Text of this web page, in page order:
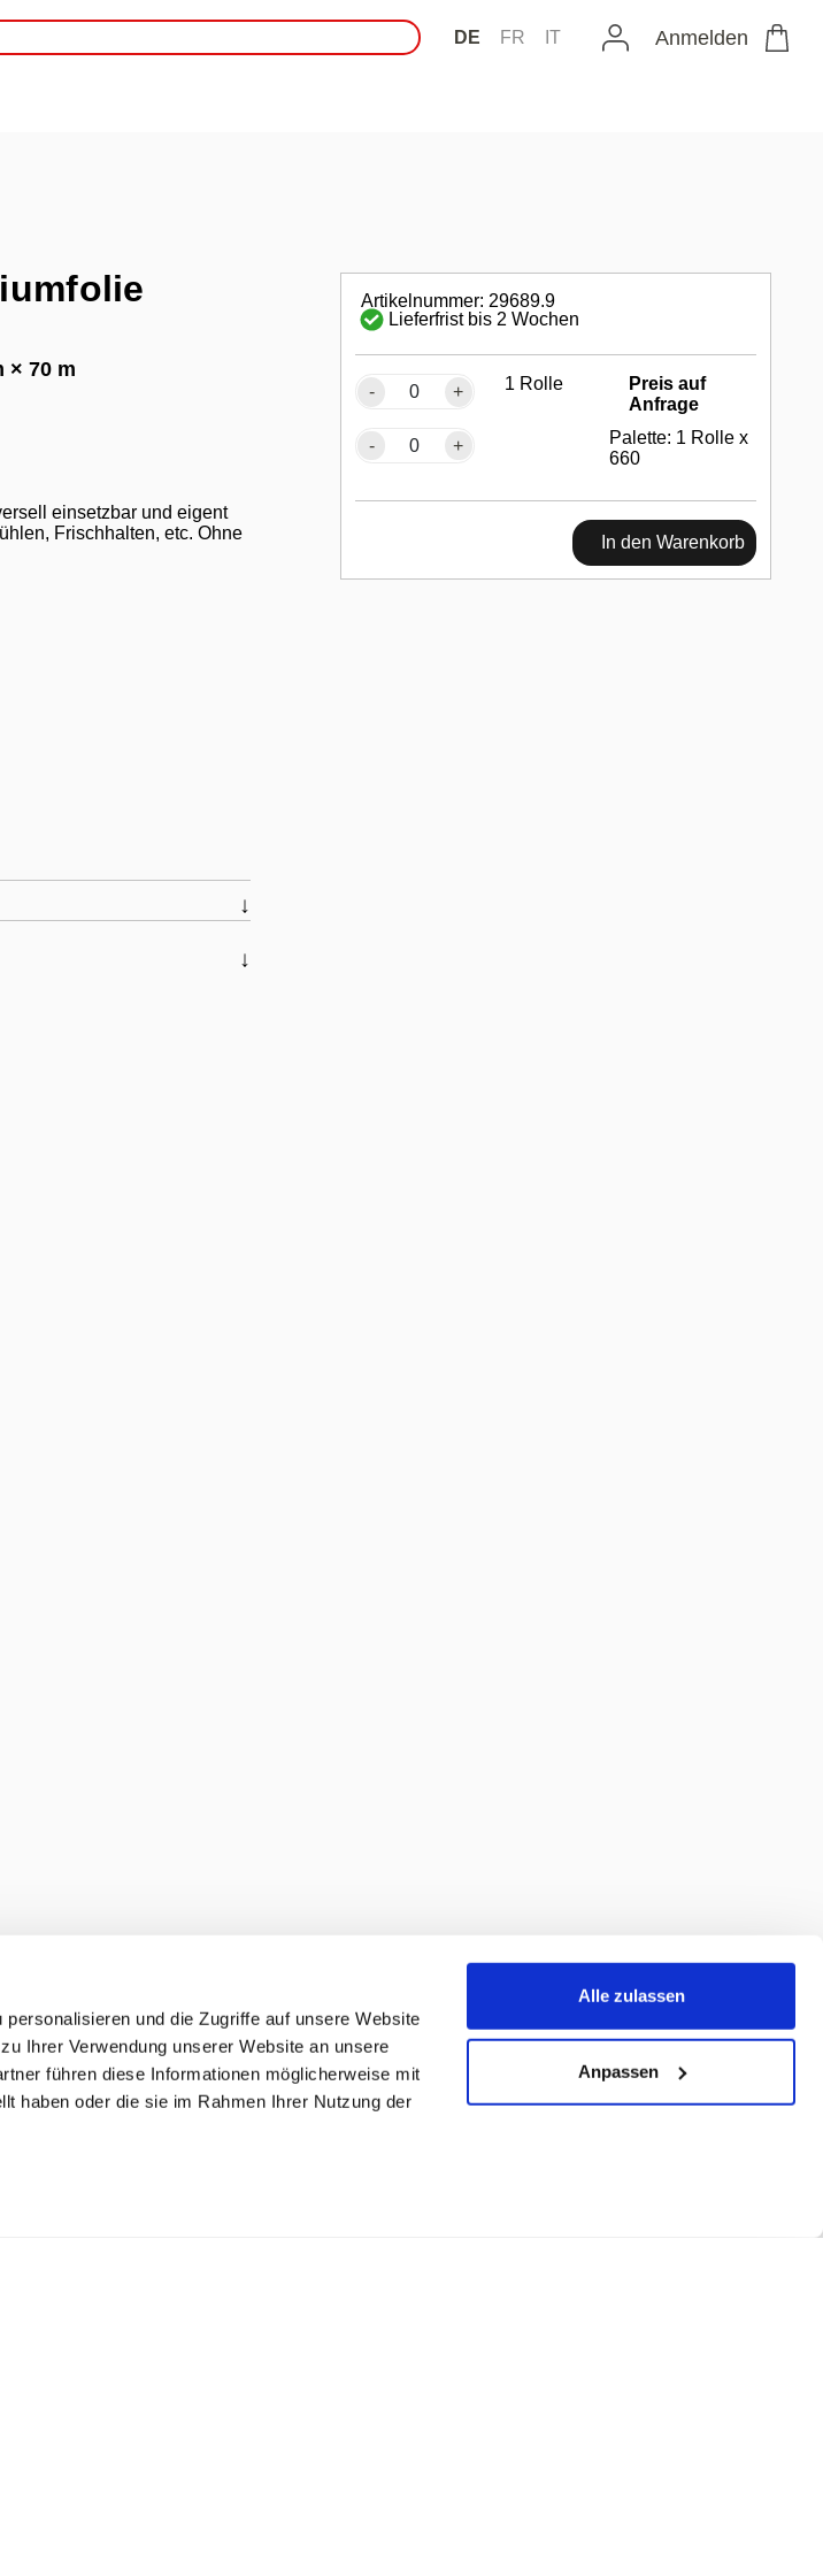
und die Zugriffe auf unsere Website
Ihrer Verwendung unserer Website an unsere
führen diese Informationen möglicherweise mit
haben oder die sie im Rahmen Ihrer Nutzung der
Alle zulassen
Anpassen
DE FR IT Anmelden
× 70 m
einsetzbar und eigent
Frischhalten, etc. Ohne
Artikelnummer: 29689.9
Lieferfrist bis 2 Wochen
- + 1 Rolle
Preis auf
Anfrage
- +
Palette: 1 Rolle x
660
In den Warenkorb